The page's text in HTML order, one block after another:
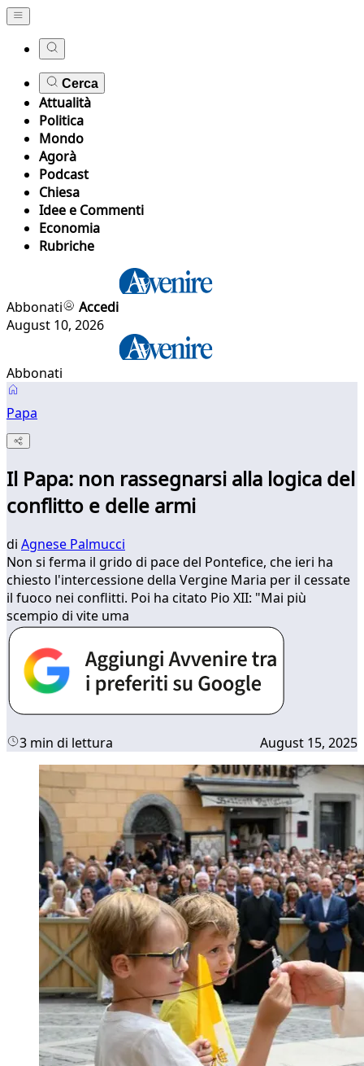
Cerca
Attualità
Politica
Mondo
Agorà
Podcast
Chiesa
Idee e Commenti
Economia
Rubriche
Abbonati
Accedi
August 10, 2026
Abbonati
Papa
Il Papa: non rassegnarsi alla logica del
conflitto e delle armi
di Agnese Palmucci
Non si ferma il grido di pace del Pontefice, che ieri ha
chiesto l'intercessione della Vergine Maria per il cessate
il fuoco nei conflitti. Poi ha citato Pio XII: "Mai più
scempio di vite uma
3 min di lettura August 15, 2025